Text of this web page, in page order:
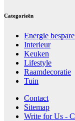
Categorieën
Energie
Interieur
Keuken
Lifestyle
Raamdecoratie
Tuin
Contact
Sitemap
Write for Us -